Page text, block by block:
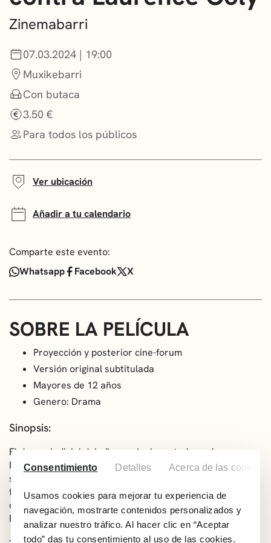
Consentimiento Detalles Acerca de las cookies
Usamos cookies para mejorar tu experiencia de
navegación, mostrarte contenidos personalizados y
analizar nuestro tráfico. Al hacer clic en “Aceptar
todo” das tu consentimiento al uso de las cookies.
CONVOCATORIAS
NOTICIAS
GETXO KULTURA
ASOCIACIONES CULTURALES
Zinemabarri
07.03.2024 | 19:00
Muxikebarri
Con butaca
3.50 €
Para todos los públicos
Ver ubicación
Añadir a tu calendario
Comparte este evento:
Whatsapp
Facebook X
SOBRE LA PELÍCULA
Proyección y posterior cine-forum
Versión original subtitulada
Mayores de 12 años
Genero: Drama
Sinopsis:
El drama judicial del año que ha levantado pasiones en
Francia narra el real juicio de una joven inmigrante
senegalesa acusada de matar a su hija de 15 meses. Una
fascinante búsqueda de la verdad que sacudirá los
cimientos morales de la Francia moderna. Premiada en el
Festival de Sevilla con el Giraldillo de Oro.